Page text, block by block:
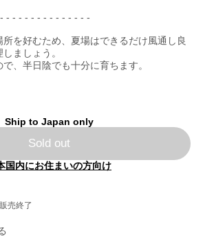
- - - - - - - - - - - - - -
を好むため、夏場はできるだけ風通し良
ましょう。
、半日陰でも十分に育ちます。
Ship to Japan only
Sold out
国内にお住まいの方向け
売終了